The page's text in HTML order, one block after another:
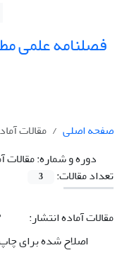
فصلنامه علمی
صفحه اصلی
مقالات
دوره و شماره:مقالات
تعداد مقالات:
3
مقالات آماده انتشار:
اصلاح شده برای